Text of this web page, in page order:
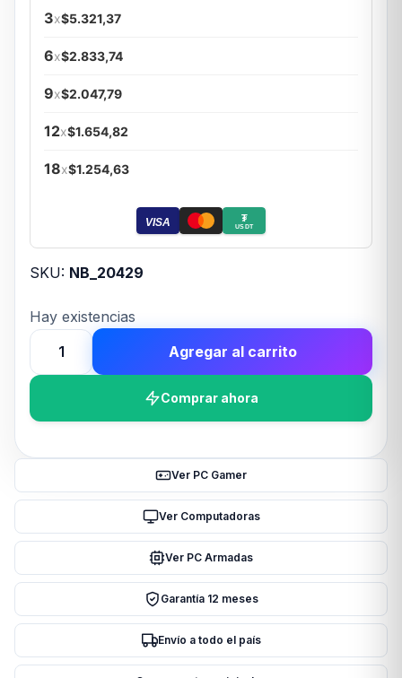
3x$5.321,37
6x$2.833,74
9x$2.047,79
12x$1.654,82
18x$1.254,63
VISA ₮
USDT
SKU: NB_20429
Hay existencias
MOUSE
PAD
Agregar al carrito
Comprar ahora
Ver PC Gamer
Ver Computadoras
Ver PC Armadas
Garantía 12 meses
Envío a todo el país